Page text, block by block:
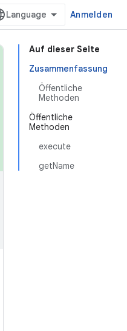
Anmelden
Auf dieser Seite
Zusammenfassung
Öffentliche
Methoden
Öffentliche
Methoden
execute
getName